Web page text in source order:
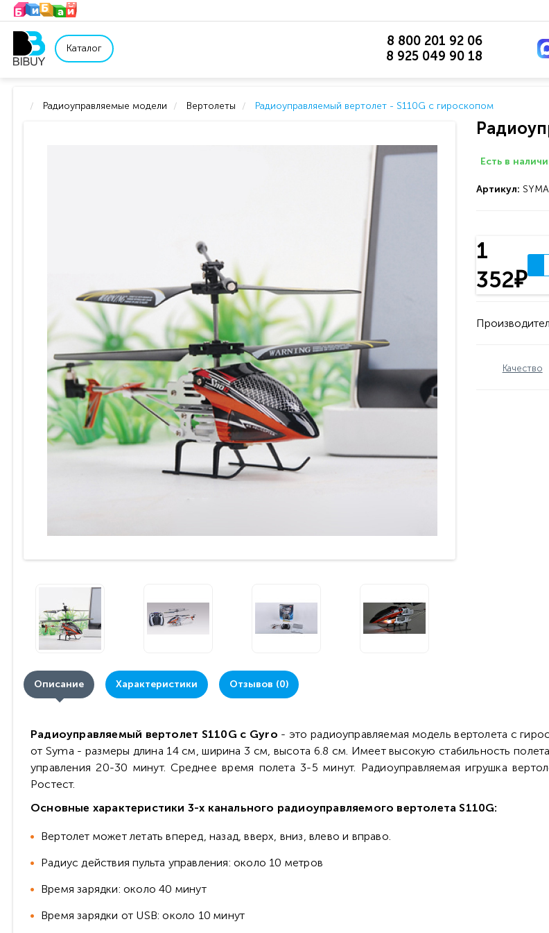
Каталог
8 800 201 92 06
8 925 049 90 18
Радиоуправляемые модели Вертолеты Радиоуправляемый вертолет - S110G с гироскопом
Есть в
Артикул:
1
352₽
Качество
Описание Характеристики Отзывов (0)
Радиоуправляемый вертолет S110G с Gyro - это радиоуправляемая модель вертолета с
от Syma - размеры длина 14 см, ширина 3 см, высота 6.8 см. Имеет высокую стабильность
управления 20-30 минут. Среднее время полета 3-5 минут. Радиоуправляемая игрушка
Ростест.
Основные характеристики 3-х канального радиоуправляемого вертолета S110G:
Вертолет может летать вперед, назад, вверх, вниз, влево и вправо.
Радиус действия пульта управления: около 10 метров
Время зарядки: около 40 минут
Время зарядки от USB: около 10 минут